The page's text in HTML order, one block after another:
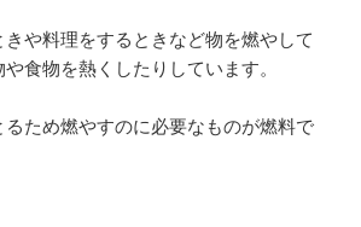
や料理をするときなど物を燃やして
や食物を熱くしたりしています。
るため燃やすのに必要なものが燃料で